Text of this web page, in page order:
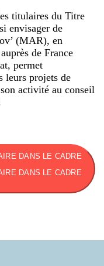
titulaires du Titre
envisager de
(MAR), en
de France
permet
leurs projets de
activité au conseil
DANS LE CADRE
DANS LE CADRE